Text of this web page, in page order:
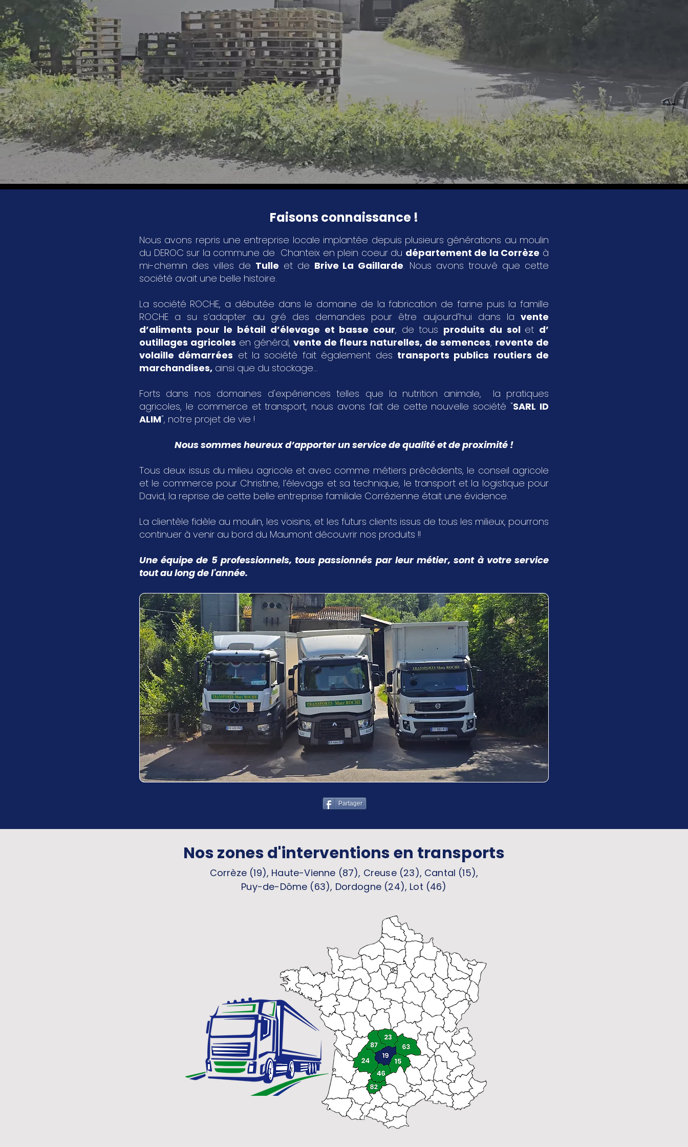
Faisons connaissance !
Nous avons repris une entreprise locale implantée depuis plusieurs générations au moulin
du DEROC sur la commune de Chanteix en plein coeur du département de la Corrèze à
mi-chemin des villes de Tulle et de Brive La Gaillarde. Nous avons trouvé que cette
société avait une belle histoire.
La société ROCHE, a débutée dans le domaine de la fabrication de farine puis la famille
ROCHE a su s’adapter au gré des demandes pour être aujourd’hui dans la vente
d’aliments pour le bétail d’élevage et basse cour, de tous produits du sol et d’
outillages agricoles en général, vente de fleurs naturelles, de semences, revente de
volaille démarrées et la société fait également des transports publics routiers de
marchandises, ainsi que du stockage...
Forts dans nos domaines d'expériences telles que la nutrition animale, la pratiques
agricoles, le commerce et transport, nous avons fait de cette nouvelle société "SARL ID
ALIM", notre projet de vie !
Nous sommes heureux d’apporter un service de qualité et de proximité !
Tous deux issus du milieu agricole et avec comme métiers précédents, le conseil agricole
et le commerce pour Christine, l’élevage et sa technique, le transport et la logistique pour
David, la reprise de cette belle entreprise familiale Corrézienne était une évidence.
La clientèle fidèle au moulin, les voisins, et les futurs clients issus de tous les milieux, pourrons
continuer à venir au bord du Maumont découvrir nos produits !!
Une équipe de 5 professionnels, tous passionnés par leur métier, sont à votre service
tout au long de l'année.
Partager
Nos zones d'interventions en transports
Corrèze (19), Haute-Vienne (87), Creuse (23), Cantal (15),
Puy-de-Dôme (63), Dordogne (24), Lot (46)